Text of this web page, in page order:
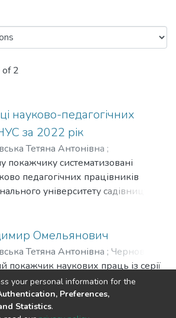
2
науково-педагогічних
за 2022 рік
Тетяна Антонівна ;
Олександрівна
покажчику систематизовані
педагогічних працівників
університету садівництва,
Омельянович
Тетяна Антонівна ; Чернова
;Сержук Тетяна Олександрівна
Олексіївна
покажчик наукових праць із серії
НУС» присвячений доктору
наук, професору, Заслуженому
України, Заслуженому професору
your personal information for the
Preferences,
Statistics.